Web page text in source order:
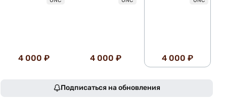
4 000 ₽ 4 000 ₽ 4 000 ₽
Подписаться на обновления